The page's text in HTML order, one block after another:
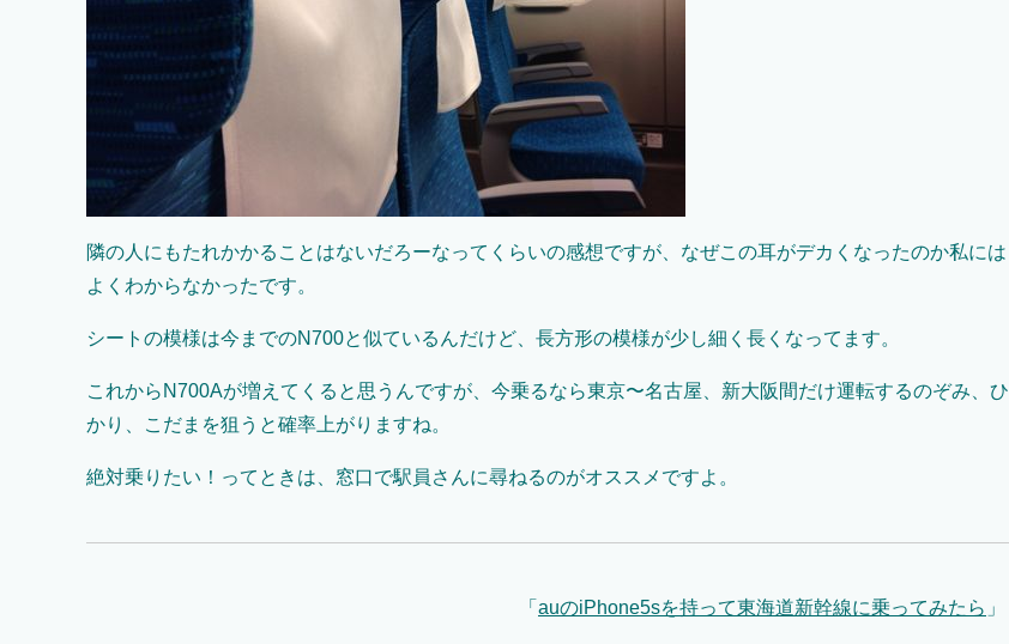
隣の人にもたれかかることはないだろーなってくらいの感想ですが、なぜこの耳がデカくなったのか私には
よくわからなかったです。
シートの模様は今までのN700と似ているんだけど、長方形の模様が少し細く長くなってます。
これからN700Aが増えてくると思うんですが、今乗るなら東京〜名古屋、新大阪間だけ運転するのぞみ、ひ
かり、こだまを狙うと確率上がりますね。
絶対乗りたい！ってときは、窓口で駅員さんに尋ねるのがオススメですよ。
「 auのiPhone5sを持って東海道新幹線に乗ってみたら 」